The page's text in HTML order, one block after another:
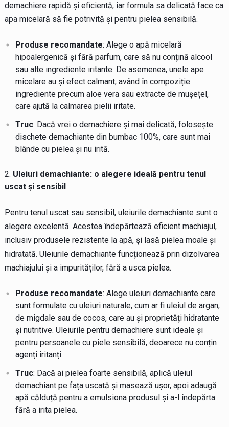
demachiere rapidă și eficientă, iar formula sa delicată face ca
apa micelară să fie potrivită și pentru pielea sensibilă.
Produse recomandate: Alege o apă micelară
hipoalergenică și fără parfum, care să nu conțină alcool
sau alte ingrediente iritante. De asemenea, unele ape
micelare au și efect calmant, având în compoziție
ingrediente precum aloe vera sau extracte de mușețel,
care ajută la calmarea pielii iritate.
Truc: Dacă vrei o demachiere și mai delicată, folosește
dischete demachiante din bumbac 100%, care sunt mai
blânde cu pielea și nu irită.
Uleiuri demachiante: o alegere ideală pentru tenul
uscat și sensibil
Pentru tenul uscat sau sensibil, uleiurile demachiante sunt o
alegere excelentă. Acestea îndepărtează eficient machiajul,
inclusiv produsele rezistente la apă, și lasă pielea moale și
hidratată. Uleiurile demachiante funcționează prin dizolvarea
machiajului și a impurităților, fără a usca pielea.
Produse recomandate: Alege uleiuri demachiante care
sunt formulate cu uleiuri naturale, cum ar fi uleiul de argan,
de migdale sau de cocos, care au și proprietăți hidratante
și nutritive. Uleiurile pentru demachiere sunt ideale și
pentru persoanele cu piele sensibilă, deoarece nu conțin
agenți iritanți.
Truc: Dacă ai pielea foarte sensibilă, aplică uleiul
demachiant pe fața uscată și masează ușor, apoi adaugă
apă călduță pentru a emulsiona produsul și a-l îndepărta
fără a irita pielea.